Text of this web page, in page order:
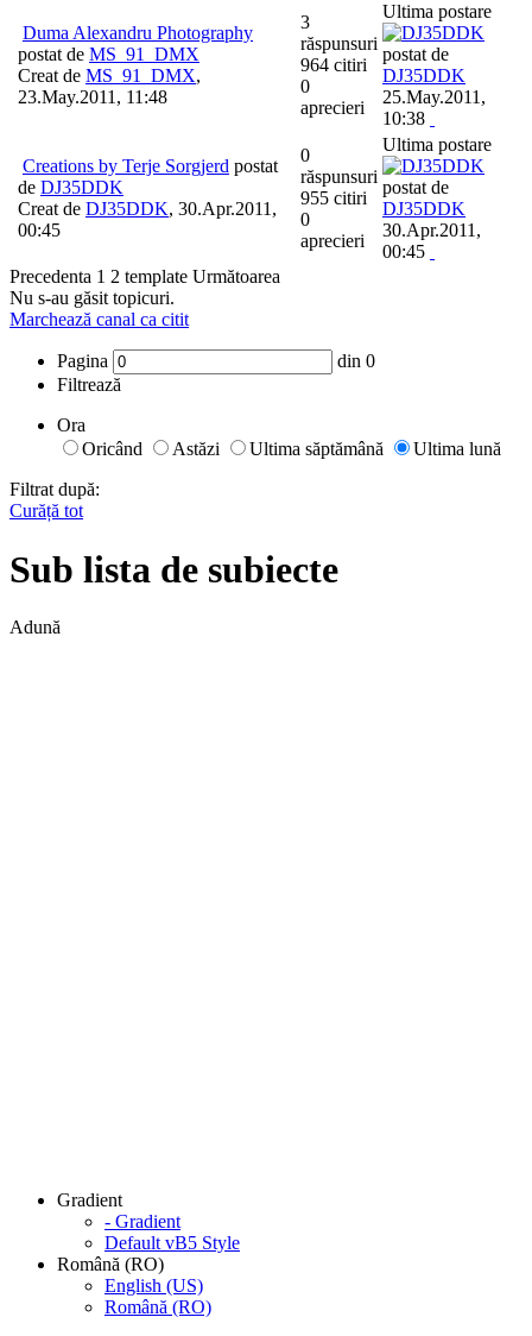
Duma Alexandru Photography
postat de MS_91_DMX
Creat de MS_91_DMX,
23.May.2011, 11:48
3
răspunsuri
964 citiri
0
aprecieri
Ultima postare
postat de
DJ35DDK
25.May.2011,
10:38
Creations by Terje Sorgjerd postat
de DJ35DDK
Creat de DJ35DDK, 30.Apr.2011,
00:45
0
răspunsuri
955 citiri
0
aprecieri
Ultima postare
postat de
DJ35DDK
30.Apr.2011,
00:45
Precedenta 1 2 template Următoarea
Nu s-au găsit topicuri.
Marchează canal ca citit
Pagina din 0
Filtrează
Ora
Oricând
Astăzi Ultima săptămână
Ultima lună
Filtrat după:
Curăță tot
Sub lista de subiecte
Adună
Gradient
- Gradient
Default vB5 Style
Română (RO)
English (US)
Română (RO)